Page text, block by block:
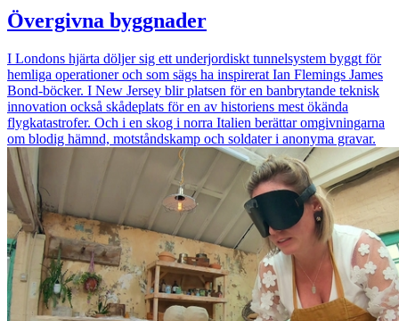
Övergivna byggnader
I Londons hjärta döljer sig ett underjordiskt tunnelsystem byggt för
hemliga operationer och som sägs ha inspirerat Ian Flemings James
Bond-böcker. I New Jersey blir platsen för en banbrytande teknisk
innovation också skådeplats för en av historiens mest ökända
flygkatastrofer. Och i en skog i norra Italien berättar omgivningarna
om blodig hämnd, motståndskamp och soldater i anonyma gravar.